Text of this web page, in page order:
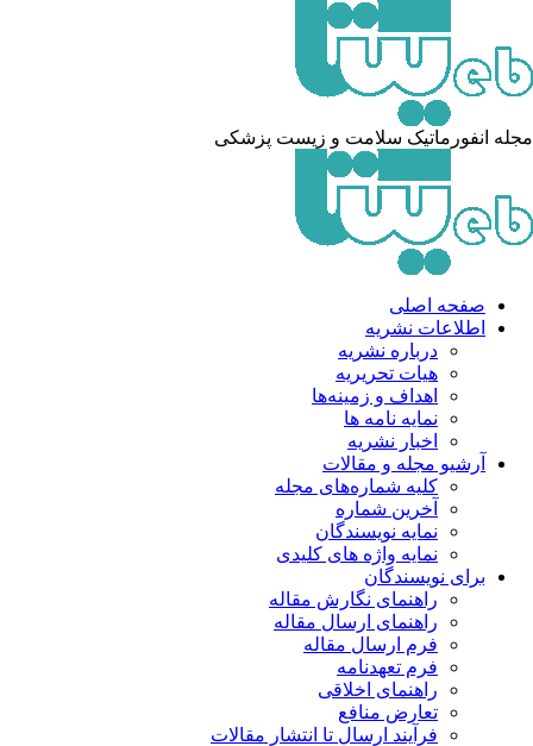
انفورماتیک سلامت و زیست پزشکی
صفحه اصلی
اطلاعات نشریه
درباره نشریه
هیات تحریریه
اهداف و زمینه‌ها
نمایه نامه ها
اخبار نشریه
آرشیو مجله و مقالات
کلیه شماره‌های مجله
آخرین شماره
نمایه نویسندگان
نمایه واژه های کلیدی
برای نویسندگان
راهنمای نگارش مقاله
راهنمای ارسال مقاله
فرم ارسال مقاله
فرم تعهدنامه
راهنمای اخلاقی
تعارض منافع
فرآیند ارسال تا انتشار مقالات